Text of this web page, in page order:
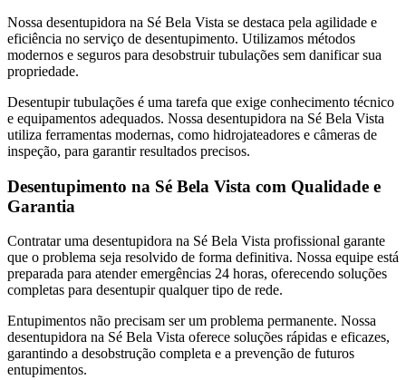
Nossa desentupidora na Sé Bela Vista se destaca pela agilidade e
eficiência no serviço de desentupimento. Utilizamos métodos
modernos e seguros para desobstruir tubulações sem danificar sua
propriedade.
Desentupir tubulações é uma tarefa que exige conhecimento técnico
e equipamentos adequados. Nossa desentupidora na Sé Bela Vista
utiliza ferramentas modernas, como hidrojateadores e câmeras de
inspeção, para garantir resultados precisos.
Desentupimento na Sé Bela Vista com Qualidade e
Garantia
Contratar uma desentupidora na Sé Bela Vista profissional garante
que o problema seja resolvido de forma definitiva. Nossa equipe está
preparada para atender emergências 24 horas, oferecendo soluções
completas para desentupir qualquer tipo de rede.
Entupimentos não precisam ser um problema permanente. Nossa
desentupidora na Sé Bela Vista oferece soluções rápidas e eficazes,
garantindo a desobstrução completa e a prevenção de futuros
entupimentos.